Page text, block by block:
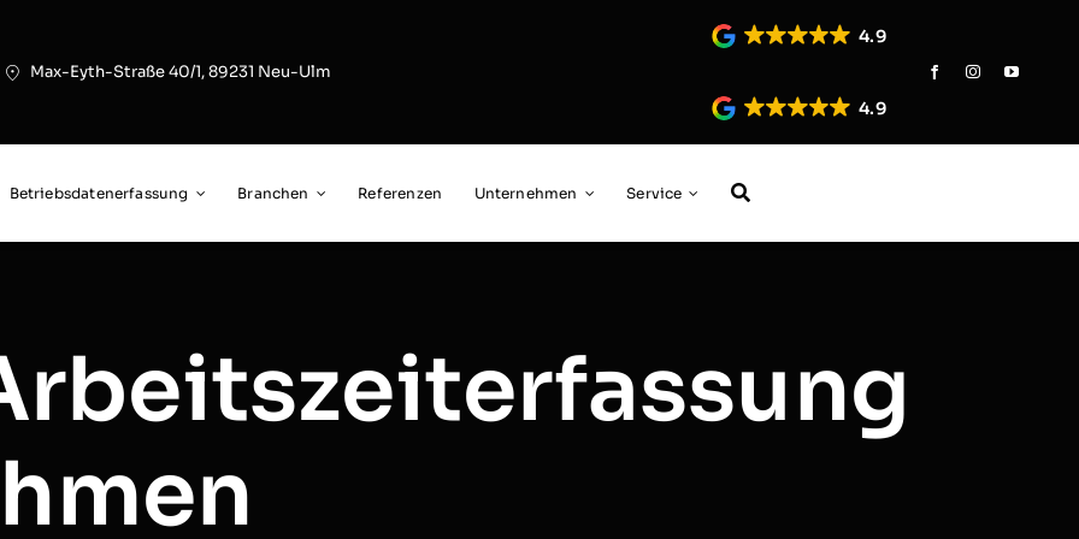
Max-Eyth-Straße 40/1, 89231 Neu-Ulm
4.9
4.9
Betriebsdatenerfassung Branchen Referenzen Unternehmen Service